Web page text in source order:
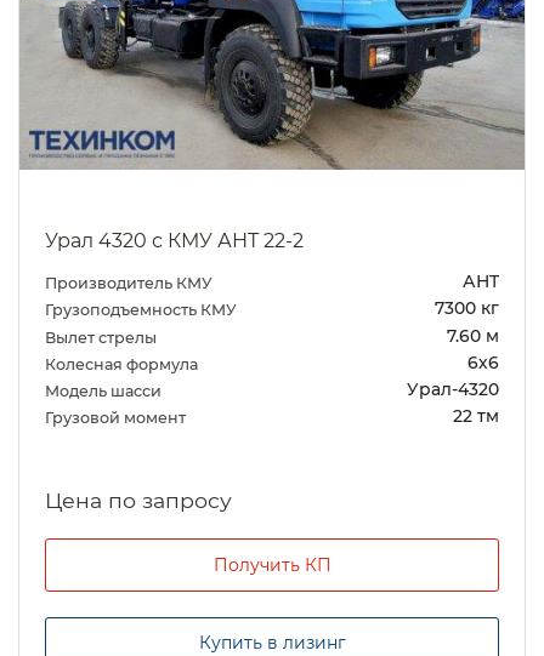
Урал 4320 с КМУ АНТ 22-2
Производитель КМУ АНТ
Грузоподъемность КМУ 7300 кг
Вылет стрелы 7.60 м
Колесная формула 6х6
Модель шасси Урал-4320
Грузовой момент 22 тм
Цена по запросу
Получить КП
Купить в лизинг